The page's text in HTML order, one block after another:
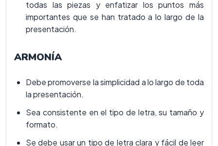
todas las piezas y enfatizar los puntos más
importantes que se han tratado a lo largo de la
presentación.
ARMONÍA
Debe promoverse la simplicidad a lo largo de toda
la presentación.
Sea consistente en el tipo de letra, su tamaño y
formato.
Se debe usar un tipo de letra clara y fácil de leer